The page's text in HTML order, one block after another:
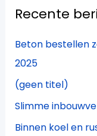
n
Recente
Beton bestellen
2025
(geen titel)
Slimme
Binnen koel en